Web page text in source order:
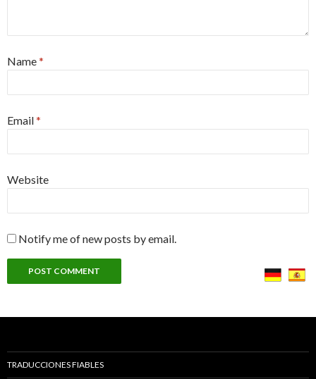
Name*
Email*
Website
Notify me of new posts by email.
TRADUCCIONES FIABLES